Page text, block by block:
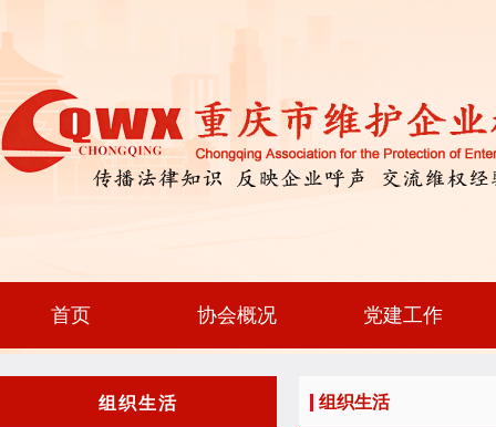
首页 协会概况 党建工作
组织生活 组织生活